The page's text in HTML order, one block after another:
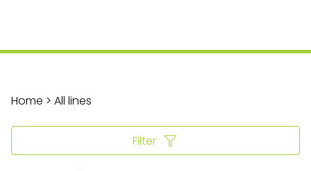
Home > All lines
Filter